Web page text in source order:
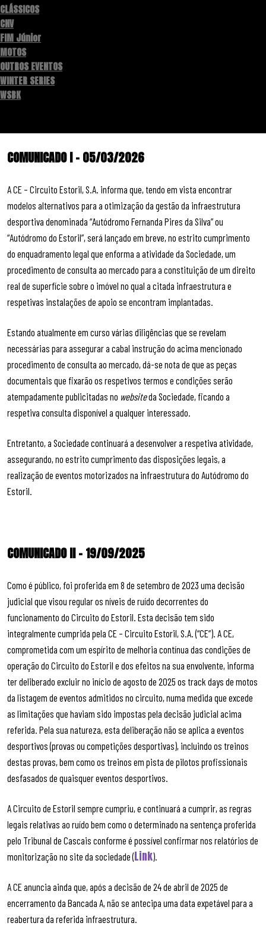
CLÁSSICOS
CNV
FIM Júnior
MOTOS
OUTROS EVENTOS
WINTER SERIES
WSBK
COMUNICADO I – 05/03/2026
A CE – Circuito Estoril, S.A. informa que, tendo em vista encontrar
modelos alternativos para a otimização da gestão da infraestrutura
desportiva denominada “Autódromo Fernanda Pires da Silva” ou
“Autódromo do Estoril”, será lançado em breve, no estrito cumprimento
do enquadramento legal que enforma a atividade da Sociedade, um
procedimento de consulta ao mercado para a constituição de um direito
real de superfície sobre o imóvel no qual a citada infraestrutura e
respetivas instalações de apoio se encontram implantadas.
Estando atualmente em curso várias diligências que se revelam
necessárias para assegurar a cabal instrução do acima mencionado
procedimento de consulta ao mercado, dá-se nota de que as peças
documentais que fixarão os respetivos termos e condições serão
atempadamente publicitadas no websiteda Sociedade, ficando a
respetiva consulta disponível a qualquer interessado.
Entretanto, a Sociedade continuará a desenvolver a respetiva atividade,
assegurando, no estrito cumprimento das disposições legais, a
realização de eventos motorizados na infraestrutura do Autódromo do
Estoril.
COMUNICADO II – 19/09/2025
Como é público, foi proferida em 8 de setembro de 2023 uma decisão
judicial que visou regular os níveis de ruído decorrentes do
funcionamento do Circuito do Estoril. Esta decisão tem sido
integralmente cumprida pela CE – Circuito Estoril, S.A. (“CE”). A CE,
comprometida com um espírito de melhoria contínua das condições de
operação do Circuito do Estoril e dos efeitos na sua envolvente, informa
ter deliberado excluir no início de agosto de 2025 os track days de motos
da listagem de eventos admitidos no circuito, numa medida que excede
as limitações que haviam sido impostas pela decisão judicial acima
referida. Pela sua natureza, esta deliberação não se aplica a eventos
desportivos (provas ou competições desportivas), incluindo os treinos
destas provas, bem como os treinos em pista de pilotos profissionais
desfasados de quaisquer eventos desportivos.
A Circuito de Estoril sempre cumpriu, e continuará a cumprir, as regras
legais relativas ao ruído bem como o determinado na sentença proferida
pelo Tribunal de Cascais conforme é possível confirmar nos relatórios de
monitorização no site da sociedade (Link).
A CE anuncia ainda que, após a decisão de 24 de abril de 2025 de
encerramento da Bancada A, não se antecipa uma data expetável para a
reabertura da referida infraestrutura.